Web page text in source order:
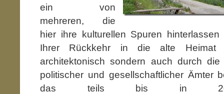
ein von
mehreren, die
hier ihre kulturellen Spuren
Ihrer Rückkehr in die alte
architektonisch sondern auch durch die
politischer und gesellschaftlicher Ämter
das teils bis in 20.